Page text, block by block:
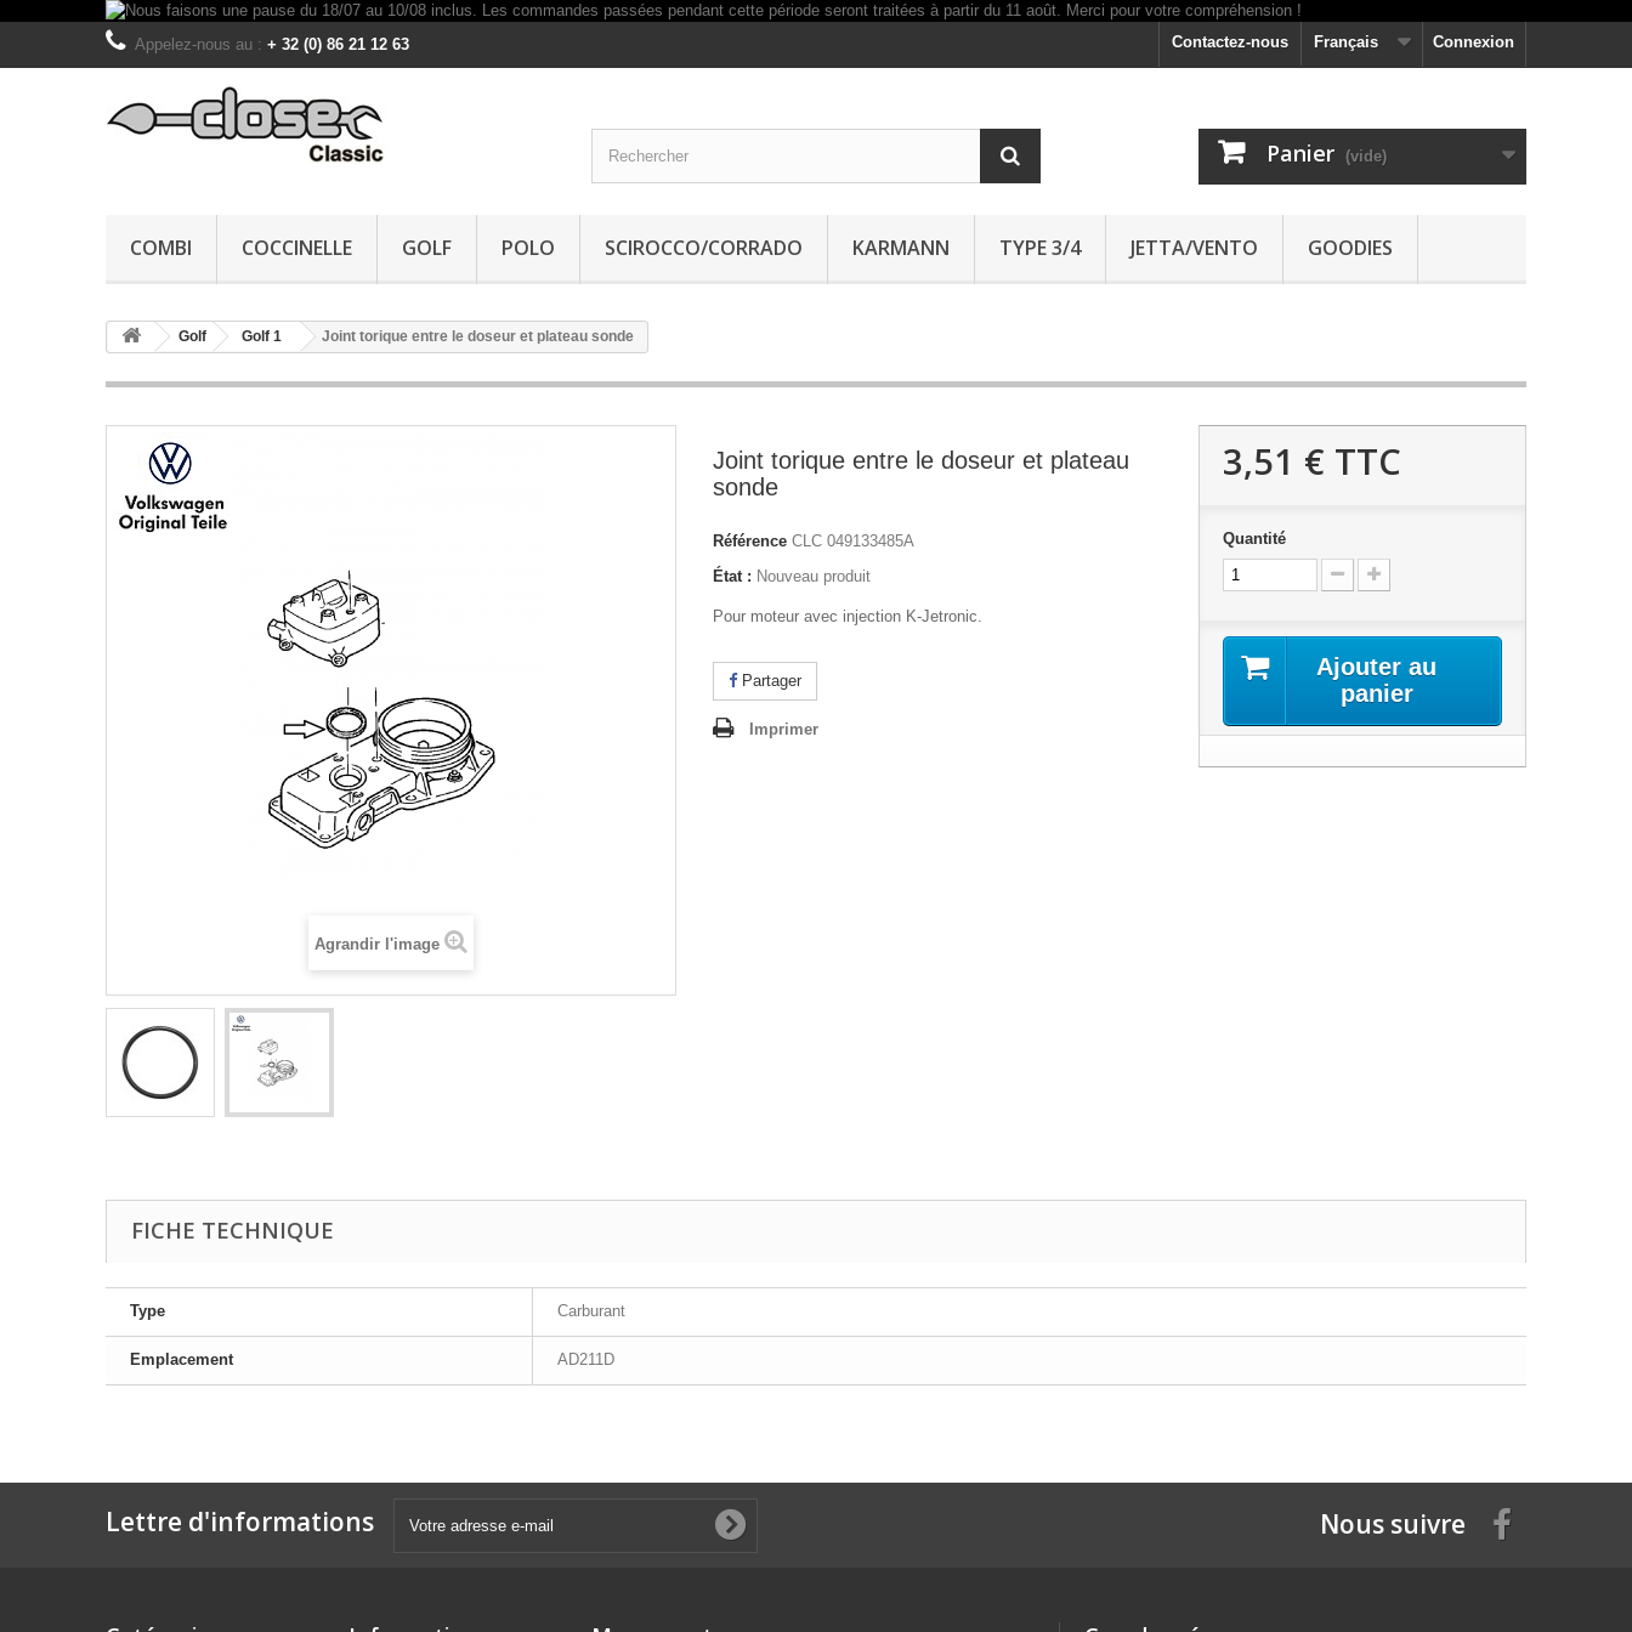
Connexion
Français
Contactez-nous
Appelez-nous au : + 32 (0) 86 21 12 63
Panier (vide)
COMBI COCCINELLE GOLF POLO SCIROCCO/CORRADO KARMANN TYPE 3/4 JETTA/VENTO GOODIES
Golf Golf 1 Joint torique entre le doseur et plateau sonde
Agrandir l'image
Joint torique entre le doseur et plateau
sonde
Référence CLC 049133485A
État : Nouveau produit
Pour moteur avec injection K-Jetronic.
Partager
Imprimer
3,51 € TTC
Quantité
Ajouter au
panier
FICHE TECHNIQUE
Type Carburant
Emplacement AD211D
Lettre d'informations Nous suivre